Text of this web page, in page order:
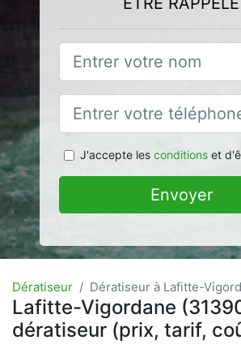
J'accepte les conditionset
Envoyer
Dératiseur Dératiseur à Lafitte-
Lafitte-Vigordane
dératiseur (prix, tarif,